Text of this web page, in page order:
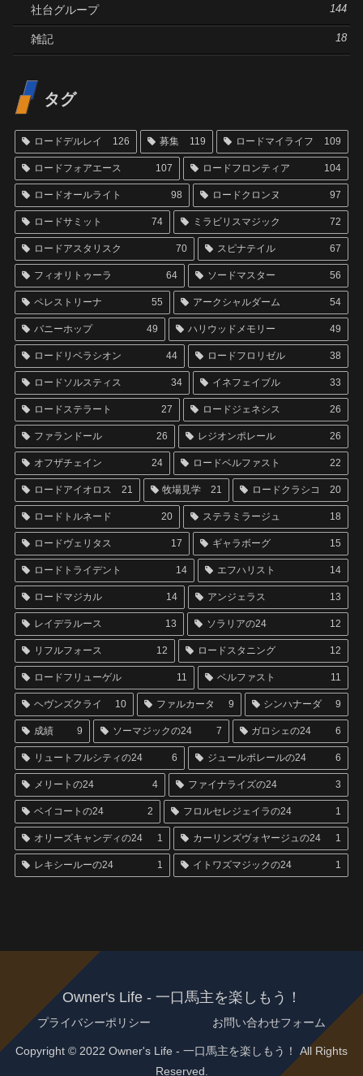
社台グループ 144
雑記 18
タグ
ロードデルレイ 126 募集 119 ロードマイライフ 109
ロードフォアエース 107 ロードフロンティア 104
ロードオールライト 98 ロードクロンヌ 97
ロードサミット 74 ミラビリスマジック 72
ロードアスタリスク 70 スピナテイル 67
フィオリトゥーラ 64 ソードマスター 56
ペレストリーナ 55 アークシャルダーム 54
バニーホップ 49 ハリウッドメモリー 49
ロードリベラシオン 44 ロードフロリゼル 38
ロードソルスティス 34 イネフェイブル 33
ロードステラート 27 ロードジェネシス 26
ファランドール 26 レジオンポレール 26
オフザチェイン 24 ロードベルファスト 22
ロードアイオロス 21 牧場見学 21 ロードクラシコ 20
ロードトルネード 20 ステラミラージュ 18
ロードヴェリタス 17 ギャラボーグ 15
ロードトライデント 14 エフハリスト 14
ロードマジカル 14 アンジェラス 13
レイデラルース 13 ソラリアの24 12
リフルフォース 12 ロードスタニング 12
ロードフリューゲル 11 ベルファスト 11
ヘヴンズクライ 10 ファルカータ 9 シンハナーダ 9
成績 9 ソーマジックの24 7 ガロシェの24 6
リュートフルシティの24 6 ジュールポレールの24 6
メリートの24 4 ファイナライズの24 3
ベイコートの24 2 フロルセレジェイラの24 1
オリーズキャンディの24 1 カーリンズヴォヤージュの24 1
レキシールーの24 1 イトワズマジックの24 1
Owner's Life - 一口馬主を楽しもう！
プライバシーポリシー お問い合わせフォーム
Copyright © 2022 Owner's Life - 一口馬主を楽しもう！ All Rights
Reserved.